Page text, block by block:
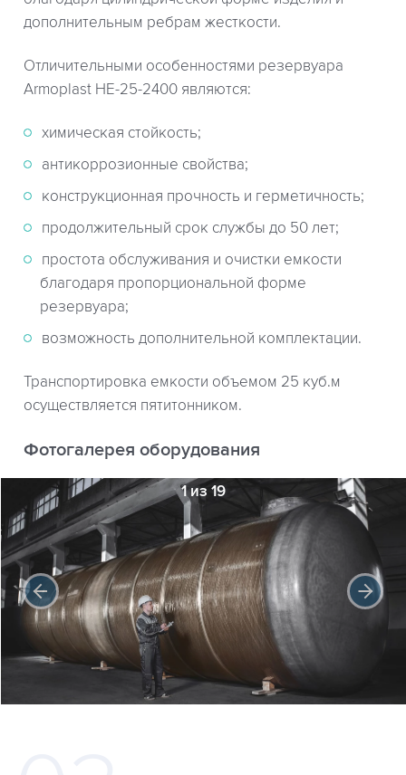
дополнительным ребрам жесткости.
Отличительными особенностями резервуара
Armoplast HE-25-2400 являются:
химическая стойкость;
антикоррозионные свойства;
конструкционная прочность и герметичность;
продолжительный срок службы до 50 лет;
простота обслуживания и очистки емкости
благодаря пропорциональной форме
резервуара;
возможность дополнительной комплектации.
Транспортировка емкости объемом 25 куб.м
осуществляется пятитонником.
Фотогалерея оборудования
1 из 19